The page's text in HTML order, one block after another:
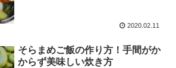
2020.02.11
そらまめご飯の作り方！手間がか
からず美味しい炊き方